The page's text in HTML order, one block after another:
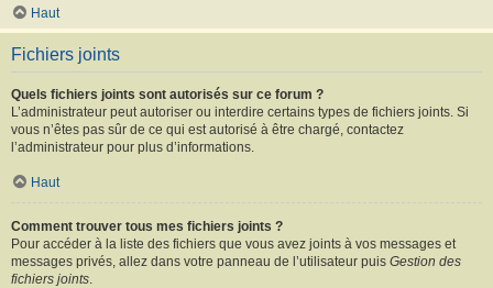
Haut
Fichiers joints
Quels fichiers joints sont autorisés sur ce forum ?
L’administrateur peut autoriser ou interdire certains types de fichiers joints. Si
vous n’êtes pas sûr de ce qui est autorisé à être chargé, contactez
l’administrateur pour plus d’informations.
Haut
Comment trouver tous mes fichiers joints ?
Pour accéder à la liste des fichiers que vous avez joints à vos messages et
messages privés, allez dans votre panneau de l’utilisateur puis Gestion des
fichiers joints.